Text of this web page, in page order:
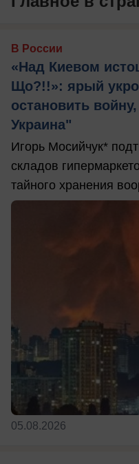
В России
«Над Киевом
Що?!!»: ярый
остановить
Украина"
Игорь Мосийчук*
складов
тайного хранения
05.08.2026